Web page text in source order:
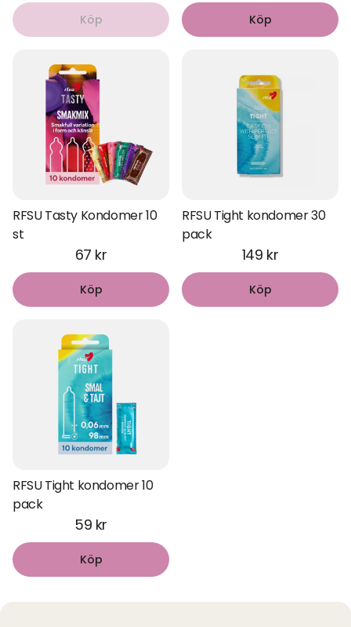
Köp Köp
RFSU Tasty Kondomer 10
st
67 kr
Köp
RFSU Tight kondomer 30
pack
149 kr
Köp
RFSU Tight kondomer 10
pack
59 kr
Köp